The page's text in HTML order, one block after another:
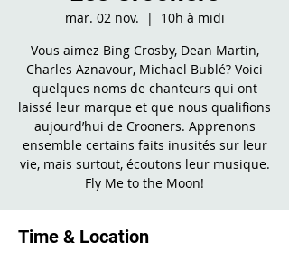
mar. 02 nov.
  |
10h à midi
Vous aimez Bing Crosby, Dean Martin,
Charles Aznavour, Michael Bublé? Voici
quelques noms de chanteurs qui ont
laissé leur marque et que nous qualifions
aujourd’hui de Crooners. Apprenons
ensemble certains faits inusités sur leur
vie, mais surtout, écoutons leur musique.
Fly Me to the Moon!
Time & Location